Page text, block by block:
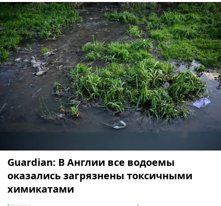
Guardian: В Англии все водоемы
оказались загрязнены токсичными
химикатами